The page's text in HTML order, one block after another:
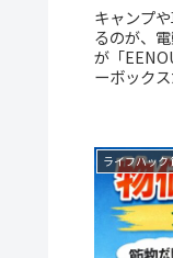
キャンプ
るのが、
が「
ーボック
ライフハック